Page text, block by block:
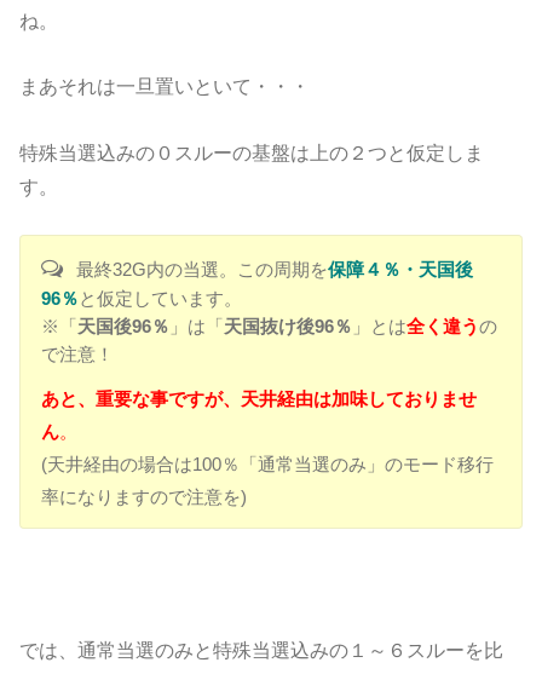
ね。
まあそれは一旦置いといて・・・
特殊当選込みの０スルーの基盤は上の２つと仮定しま
す。
最終32G内の当選。この周期を保障４％・天国後
96％と仮定しています。
※「天国後96％ 」は「天国抜け後96％ 」とは全く違うの
で注意！
あと、重要な事ですが、天井経由は加味しておりませ
ん。
(天井経由の場合は100％「通常当選のみ」のモード移行
率になりますので注意を)
では、通常当選のみと特殊当選込みの１～６スルーを比